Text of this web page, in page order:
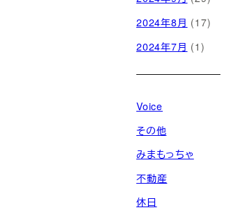
2024年8月 (17)
2024年7月 (1)
Voice
その他
みまもっちゃ
不動産
休日